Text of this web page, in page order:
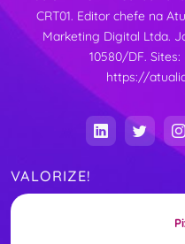
CRT01. Editor chefe na
Marketing Digital Ltda.
10580/DF. Sites:
https://
VALORIZE!